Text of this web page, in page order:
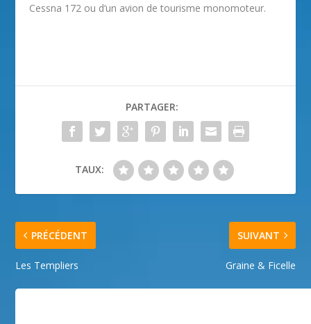
Cessna 172 ou d’un avion de tourisme monomoteur.
PARTAGER:
TAUX:
PRÉCÉDENT
Les Templiers
SUIVANT
Graine & Ficelle